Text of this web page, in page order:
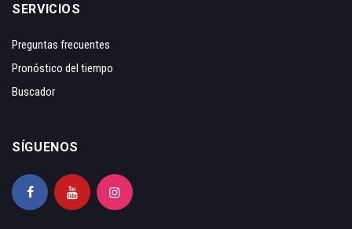
SERVICIOS
Preguntas frecuentes
Pronóstico del tiempo
Buscador
SÍGUENOS